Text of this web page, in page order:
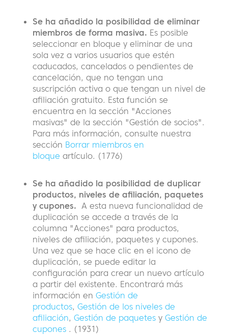
Se ha añadido la posibilidad de eliminar
miembros de forma masiva. Es posible
seleccionar en bloque y eliminar de una
sola vez a varios usuarios que estén
caducados, cancelados o pendientes de
cancelación, que no tengan una
suscripción activa o que tengan un nivel de
afiliación gratuito. Esta función se
encuentra en la sección "Acciones
masivas" de la sección "Gestión de socios".
Para más información, consulte nuestra
sección Borrar miembros en
bloque artículo. (1776)
Se ha añadido la posibilidad de duplicar
productos, niveles de afiliación, paquetes
y cupones. A esta nueva funcionalidad de
duplicación se accede a través de la
columna "Acciones" para productos,
niveles de afiliación, paquetes y cupones.
Una vez que se hace clic en el icono de
duplicación, se puede editar la
configuración para crear un nuevo artículo
a partir del existente. Encontrará más
información en Gestión de
productos, Gestión de los niveles de
afiliación, Gestión de paquetes y Gestión de
cupones . (1931)